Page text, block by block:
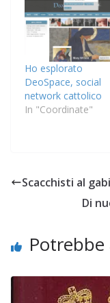
Ho esplorato
DeoSpace, social
network cattolico
In "Coordinate"
Scacchisti al
Di